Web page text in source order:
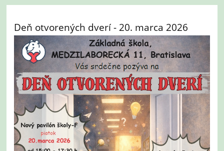
Deň otvorených dverí - 20. marca 2026